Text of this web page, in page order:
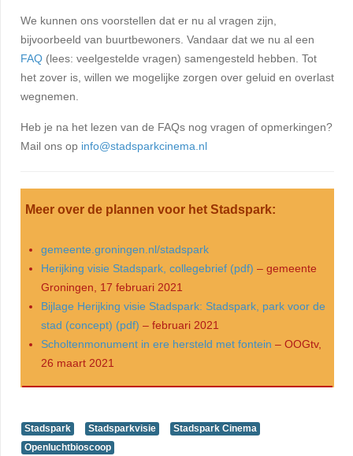
We kunnen ons voorstellen dat er nu al vragen zijn,
bijvoorbeeld van buurtbewoners. Vandaar dat we nu al een
FAQ (lees: veelgestelde vragen) samengesteld hebben. Tot
het zover is, willen we mogelijke zorgen over geluid en overlast
wegnemen.
Heb je na het lezen van de FAQs nog vragen of opmerkingen?
Mail ons op info@stadsparkcinema.nl
Meer over de plannen voor het Stadspark:
gemeente.groningen.nl/stadspark
Herijking visie Stadspark, collegebrief (pdf) – gemeente
Groningen, 17 februari 2021
Bijlage Herijking visie Stadspark: Stadspark, park voor de
stad (concept) (pdf) – februari 2021
Scholtenmonument in ere hersteld met fontein – OOGtv,
26 maart 2021
Stadspark Stadsparkvisie
Stadspark Cinema
Openluchtbioscoop